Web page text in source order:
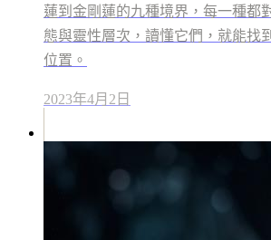
蓮到金剛蓮的九種境界，每一種都
態與靈性層次，讀懂它們，就能找
位置。
2023年4月2日